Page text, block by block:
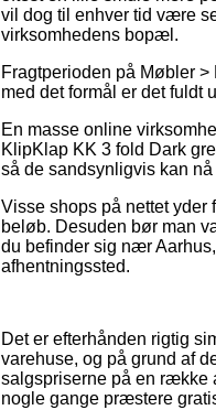
vil dog til enhver tid være
virksomhedens bopæl.
Fragtperioden på Møbler
med det formål er det fuldt
En masse online
KlipKlap KK 3 fold Dark
så de sandsynligvis kan
Visse shops på nettet yder
beløb. Desuden bør man
du befinder sig nær
afhentningssted.
Det er efterhånden rigtig
varehuse, og på grund af
salgspriserne på en række
nogle gange præstere